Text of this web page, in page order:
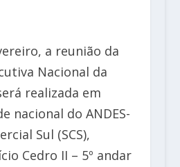
a reunião da
Nacional da
realizada em
nacional do ANDES-
Sul (SCS),
Cedro II – 5º andar